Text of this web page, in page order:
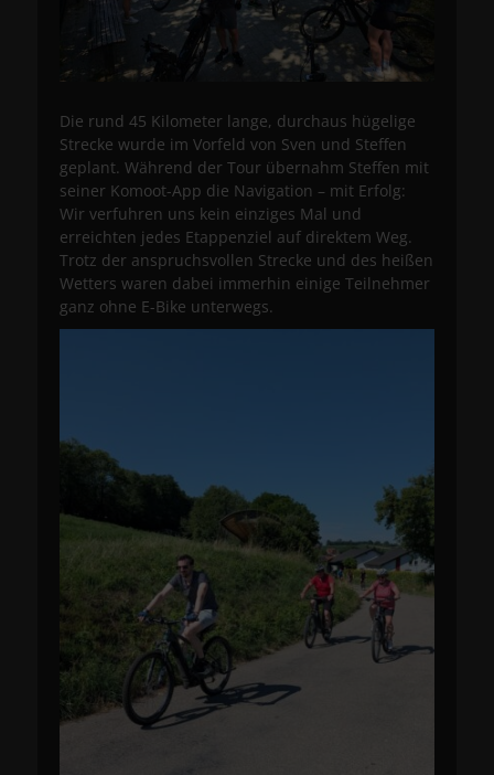
Die rund 45 Kilometer lange, durchaus hügelige
Strecke wurde im Vorfeld von Sven und Steffen
geplant. Während der Tour übernahm Steffen mit
seiner Komoot-App die Navigation – mit Erfolg:
Wir verfuhren uns kein einziges Mal und
erreichten jedes Etappenziel auf direktem Weg.
Trotz der anspruchsvollen Strecke und des heißen
Wetters waren dabei immerhin einige Teilnehmer
ganz ohne E-Bike unterwegs.